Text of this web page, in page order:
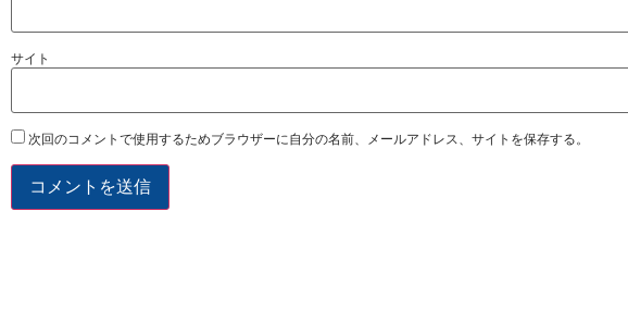
サイト
次回のコメントで使用するためブラウザーに自分の名前、メールアドレス、サイトを保存する。